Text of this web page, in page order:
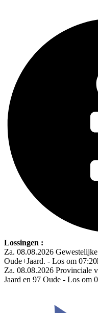
Lossingen :
Za. 08.08.2026
Oude+Jaard. - Los om
Za. 08.08.2026 Provinciale
Jaard en 97 Oude - Los om